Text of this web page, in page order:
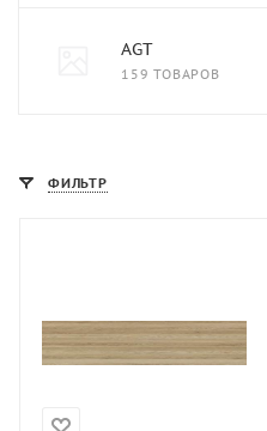
AGT
159 ТОВАРОВ
ФИЛЬТР